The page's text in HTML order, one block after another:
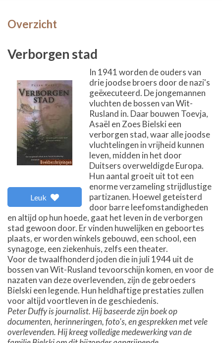
Overzicht
Verborgen stad
Leuk
In 1941 worden de ouders van
drie joodse broers door de nazi's
geëxecuteerd. De jongemannen
vluchten de bossen van Wit-
Rusland in. Daar bouwen Toevja,
Asaël en Zoes Bielski een
verborgen stad, waar alle joodse
vluchtelingen in vrijheid kunnen
leven, midden in het door
Duitsers overweldigde Europa.
Hun aantal groeit uit tot een
enorme verzameling strijdlustige
partizanen. Hoewel geteisterd
door barre leefomstandigheden
en altijd op hun hoede, gaat het leven in de verborgen
stad gewoon door. Er vinden huwelijken en geboortes
plaats, er worden winkels gebouwd, een school, een
synagoge, een ziekenhuis, zelfs een theater.
Voor de twaalfhonderd joden die in juli 1944 uit de
bossen van Wit-Rusland tevoorschijn komen, en voor de
nazaten van deze overlevenden, zijn de gebroeders
Bielski een legende. Hun heldhaftige prestaties zullen
voor altijd voortleven in de geschiedenis.
Peter Duffy is journalist. Hij baseerde zijn boek op
documenten, herinneringen, foto's, en gesprekken met vele
overlevenden. Hij kreeg volledige medewerking van de